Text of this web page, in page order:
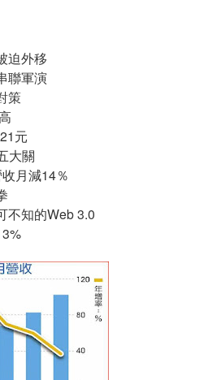
迫外移
聯軍演
策
元
大關
月減14％
不知的Web 3.0